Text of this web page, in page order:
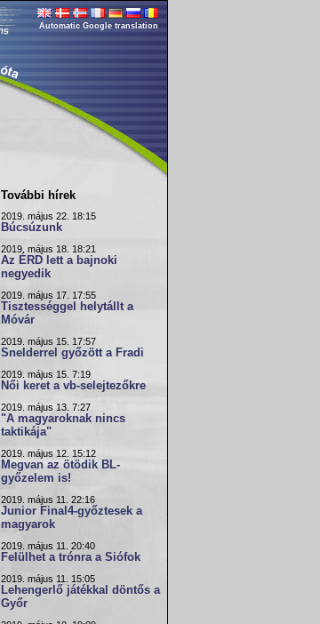
Automatic Google translation
További hírek
2019. május 22. 18:15
Búcsúzunk
2019. május 18. 18:21
Az ÉRD lett a bajnoki
negyedik
2019. május 17. 17:55
Tisztességgel helytállt a
Móvár
2019. május 15. 17:57
Snelderrel győzött a Fradi
2019. május 15. 7:19
Női keret a vb-selejtezőkre
2019. május 13. 7:27
"A magyaroknak nincs
taktikája"
2019. május 12. 15:12
Megvan az ötödik BL-
győzelem is!
2019. május 11. 22:16
Junior Final4-győztesek a
magyarok
2019. május 11. 20:40
Felülhet a trónra a Siófok
2019. május 11. 15:05
Lehengerlő játékkal döntős a
Győr